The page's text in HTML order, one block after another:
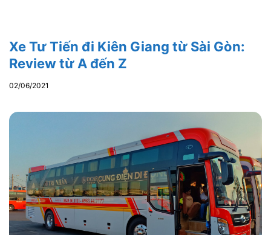
Xe Tư Tiến đi Kiên Giang từ Sài Gòn:
Review từ A đến Z
02/06/2021